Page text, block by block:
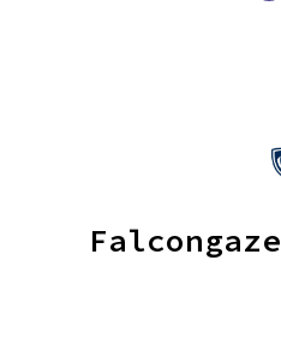
Falcongaze